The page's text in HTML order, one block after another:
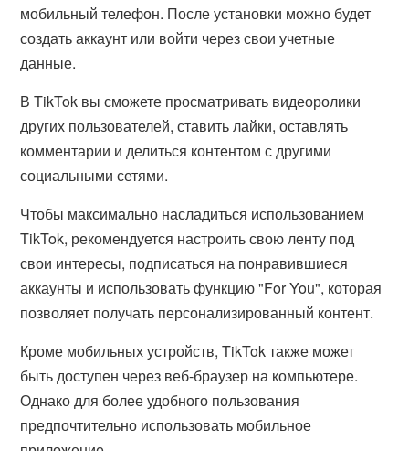
мобильный телефон. После установки можно будет
создать аккаунт или войти через свои учетные
данные.
В TikTok вы сможете просматривать видеоролики
других пользователей, ставить лайки, оставлять
комментарии и делиться контентом с другими
социальными сетями.
Чтобы максимально насладиться использованием
TikTok, рекомендуется настроить свою ленту под
свои интересы, подписаться на понравившиеся
аккаунты и использовать функцию "For You", которая
позволяет получать персонализированный контент.
Кроме мобильных устройств, TikTok также может
быть доступен через веб-браузер на компьютере.
Однако для более удобного пользования
предпочтительно использовать мобильное